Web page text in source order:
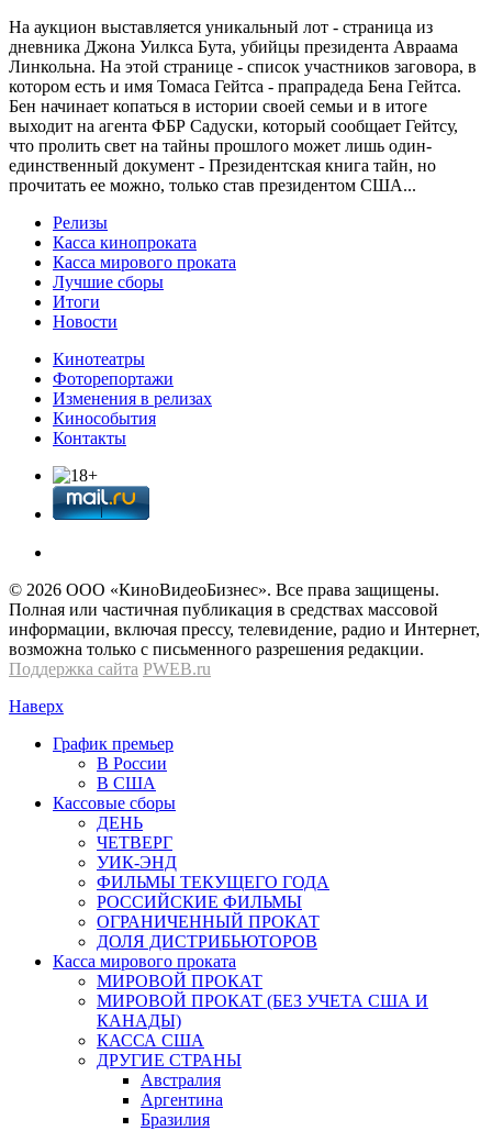
На аукцион выставляется уникальный лот - страница из
дневника Джона Уилкса Бута, убийцы президента Авраама
Линкольна. На этой странице - список участников заговора, в
котором есть и имя Томаса Гейтса - прапрадеда Бена Гейтса.
Бен начинает копаться в истории своей семьи и в итоге
выходит на агента ФБР Садуски, который сообщает Гейтсу,
что пролить свет на тайны прошлого может лишь один-
единственный документ - Президентская книга тайн, но
прочитать ее можно, только став президентом США...
Релизы
Касса кинопроката
Касса мирового проката
Лучшие сборы
Итоги
Новости
Кинотеатры
Фоторепортажи
Изменения в релизах
Кинособытия
Контакты
© 2026 OOО «КиноВидеоБизнес». Все права защищены.
Полная или частичная публикация в средствах массовой
информации, включая прессу, телевидение, радио и Интернет,
возможна только с письменного разрешения редакции.
Поддержка сайта PWEB.ru
Наверх
График премьер
В России
В США
Кассовые сборы
ДЕНЬ
ЧЕТВЕРГ
УИК-ЭНД
ФИЛЬМЫ ТЕКУЩЕГО ГОДА
РОССИЙСКИЕ ФИЛЬМЫ
ОГРАНИЧЕННЫЙ ПРОКАТ
ДОЛЯ ДИСТРИБЬЮТОРОВ
Касса мирового проката
МИРОВОЙ ПРОКАТ
МИРОВОЙ ПРОКАТ (БЕЗ УЧЕТА США И
КАНАДЫ)
КАССА США
ДРУГИЕ СТРАНЫ
Австралия
Аргентина
Бразилия